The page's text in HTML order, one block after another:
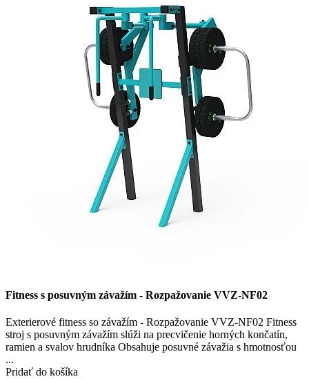
Fitness s posuvným závažím - Rozpažovanie VVZ-NF02
Exterierové fitness so závažím - Rozpažovanie VVZ-NF02 Fitness
stroj s posuvným závažím slúži na precvičenie horných končatín,
ramien a svalov hrudníka Obsahuje posuvné závažia s hmotnosťou
...
Pridať do košíka